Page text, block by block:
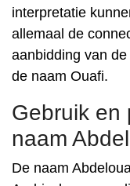
interpretatie
allemaal de
aanbidding van
de naam Ouafi.
Gebruik en
naam
De naam